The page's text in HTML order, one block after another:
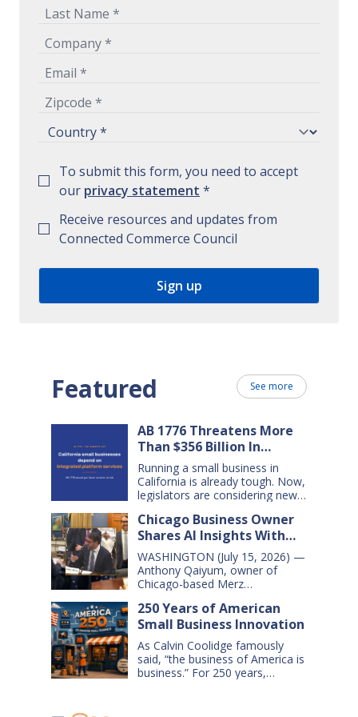
To submit this form, you need to accept
our privacy statement *
Receive resources and updates from
Connected Commerce Council
Featured See more
AB 1776 Threatens More
Than $356 Billion In
California Small Business
Sales Over the Next Five
Years
Running a small business in
California is already tough. Now,
legislators are considering new
businesses $356 billion in lost
sales over the next five years.
That’s $71 billion a year, and
$16,000 per business every year.
AB 1776 would dramatically
change California law, making it
harder for large companies—
including leading…
Chicago Business Owner
Shares AI Insights With
Congressional Small
Business Committee
WASHINGTON (July 15, 2026) —
Anthony Qaiyum, owner of
Chicago-based Merz
before the House Small
Business Committee, explaining
how AI-powered tools help his
small business grow, compete,
and create jobs. Qaiyum
offered his comments during a
250 Years of American
Small Business Innovation
As Calvin Coolidge famously
said, “the business of America is
business.” For 250 years,